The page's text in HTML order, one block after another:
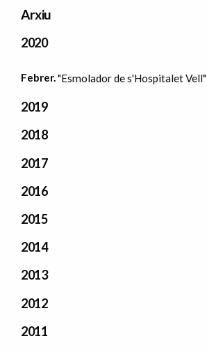
Arxiu
2020
Febrer."Esmolador de s'Hospitalet Vell"
2019
2018
2017
2016
2015
2014
2013
2012
2011